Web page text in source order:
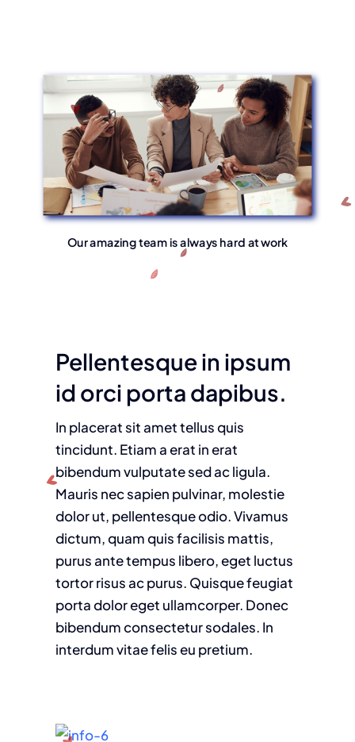
Our amazing team is always hard at work
Pellentesque in ipsum
id orci porta dapibus.
In placerat sit amet tellus quis
tincidunt. Etiam a erat in erat
bibendum vulputate sed ac ligula.
Mauris nec sapien pulvinar, molestie
dolor ut, pellentesque odio. Vivamus
dictum, quam quis facilisis mattis,
purus ante tempus libero, eget luctus
tortor risus ac purus. Quisque feugiat
porta dolor eget ullamcorper. Donec
bibendum consectetur sodales. In
interdum vitae felis eu pretium.